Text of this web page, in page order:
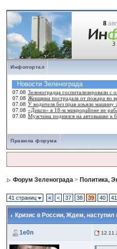
8
Инфопортал
Правила форума
Форум Зеленограда > Политика,
41 страниц « < 37 38 39 40 41
Кризис в России, Ждем, наступил
1e0n